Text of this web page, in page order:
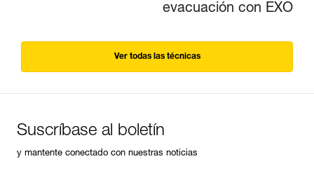
evacuación con EXO
Ver todas las técnicas
Suscríbase al boletín
y mantente conectado con nuestras noticias